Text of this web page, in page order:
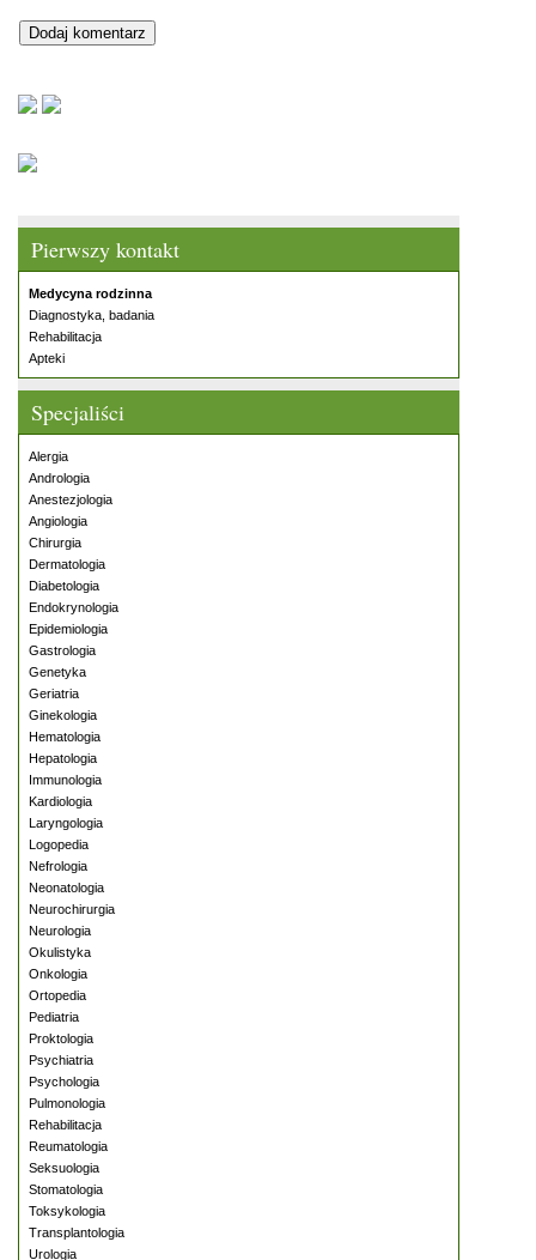
Pierwszy kontakt
Medycyna rodzinna
Diagnostyka, badania
Rehabilitacja
Apteki
Specjaliści
Alergia
Andrologia
Anestezjologia
Angiologia
Chirurgia
Dermatologia
Diabetologia
Endokrynologia
Epidemiologia
Gastrologia
Genetyka
Geriatria
Ginekologia
Hematologia
Hepatologia
Immunologia
Kardiologia
Laryngologia
Logopedia
Nefrologia
Neonatologia
Neurochirurgia
Neurologia
Okulistyka
Onkologia
Ortopedia
Pediatria
Proktologia
Psychiatria
Psychologia
Pulmonologia
Rehabilitacja
Reumatologia
Seksuologia
Stomatologia
Toksykologia
Transplantologia
Urologia